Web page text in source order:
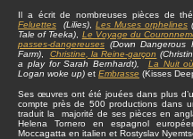
Il a écrit de nombreuses pièces de
Feluettes (Lilies) Les Muses orphelines
Tale of Teeka)
Le Voyage du
passes-dangereuses (Down Dangerous
Farm)
Christine , la Reine-garçon
a play for Sarah Bernhardt),
La Nuit
Logan woke up) et Embrasse (Kisses
Ses œuvres ont été jouées dans plus
compte près de 500 productions dans
traduit la majorité de ses pièces en
Helena Tornero en espagnol
Moccagatta en italien et Rostyslav